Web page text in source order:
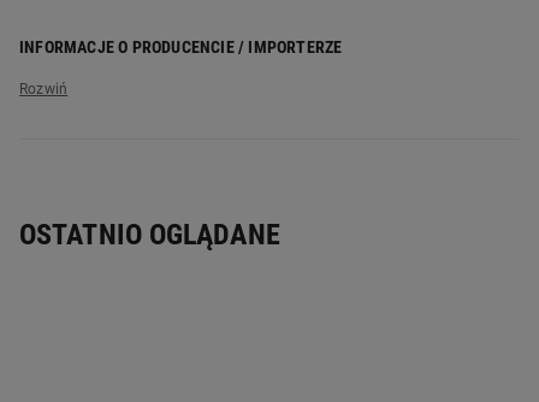
INFORMACJE O PRODUCENCIE / IMPORTERZE
Nazwa producenta:
OSTATNIO OGLĄDANE